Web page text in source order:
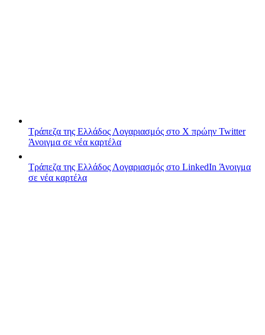
Τράπεζα της Ελλάδος Λογαριασμός στο X πρώην Twitter
Άνοιγμα σε νέα καρτέλα
Τράπεζα της Ελλάδος Λογαριασμός στο LinkedIn Άνοιγμα
σε νέα καρτέλα